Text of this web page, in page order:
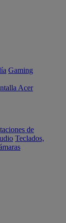
Gaming
Acer
de
Teclados,